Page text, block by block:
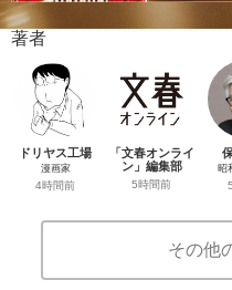
著者
ドリヤス工場
漫画家
4時間前
「文春オンライ
ン」編集部
5時間前
昭
その他